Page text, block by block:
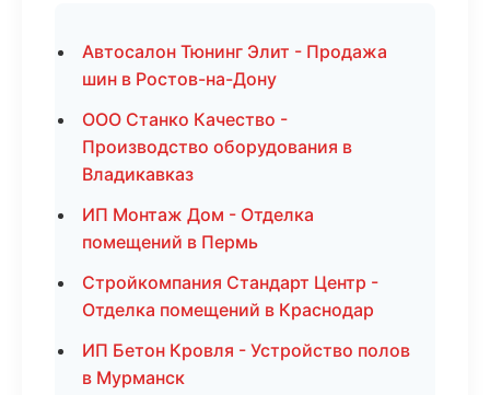
Автосалон Тюнинг Элит - Продажа
шин в Ростов-на-Дону
ООО Станко Качество -
Производство оборудования в
Владикавказ
ИП Монтаж Дом - Отделка
помещений в Пермь
Стройкомпания Стандарт Центр -
Отделка помещений в Краснодар
ИП Бетон Кровля - Устройство полов
в Мурманск